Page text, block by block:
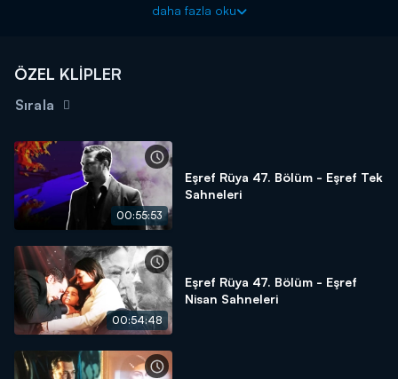
daha fazla oku
ÖZEL KLİPLER
Sırala
00:55:53
Eşref Rüya 47. Bölüm - Eşref Tek
Sahneleri
00:54:48
Eşref Rüya 47. Bölüm - Eşref
Nisan Sahneleri